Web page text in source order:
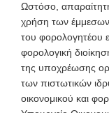
Ωστόσο,
χρήση των έμμεσων
του φορολογητέου
φορολογική
της υποχρέωσης
των πιστωτικών
οικονομικού και